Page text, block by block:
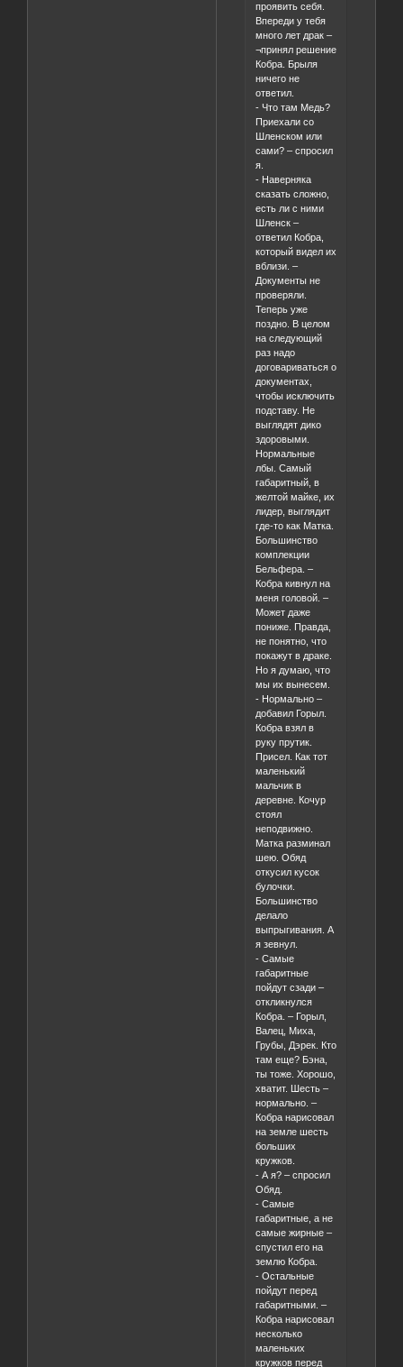
проявить себя.
Впереди у тебя
много лет драк –
¬принял решение
Кобра. Брыля
ничего не
ответил.
- Что там Медь?
Приехали со
Шленском или
сами? – спросил
я.
- Наверняка
сказать сложно,
есть ли с ними
Шленск –
ответил Кобра,
который видел их
вблизи. –
Документы не
проверяли.
Теперь уже
поздно. В целом
на следующий
раз надо
договариваться о
документах,
чтобы исключить
подставу. Не
выглядят дико
здоровыми.
Нормальные
лбы. Самый
габаритный, в
желтой майке, их
лидер, выглядит
где-то как Матка.
Большинство
комплекции
Бельфера. –
Кобра кивнул на
меня головой. –
Может даже
пониже. Правда,
не понятно, что
покажут в драке.
Но я думаю, что
мы их вынесем.
- Нормально –
добавил Горыл.
Кобра взял в
руку прутик.
Присел. Как тот
маленький
мальчик в
деревне. Кочур
стоял
неподвижно.
Матка разминал
шею. Обяд
откусил кусок
булочки.
Большинство
делало
выпрыгивания. А
я зевнул.
- Самые
габаритные
пойдут сзади –
откликнулся
Кобра. – Горыл,
Валец, Миха,
Грубы, Дэрек. Кто
там еще? Бэна,
ты тоже. Хорошо,
хватит. Шесть –
нормально. –
Кобра нарисовал
на земле шесть
больших
кружков.
- А я? – спросил
Обяд.
- Самые
габаритные, а не
самые жирные –
спустил его на
землю Кобра.
- Остальные
пойдут перед
габаритными. –
Кобра нарисовал
несколько
маленьких
кружков перед